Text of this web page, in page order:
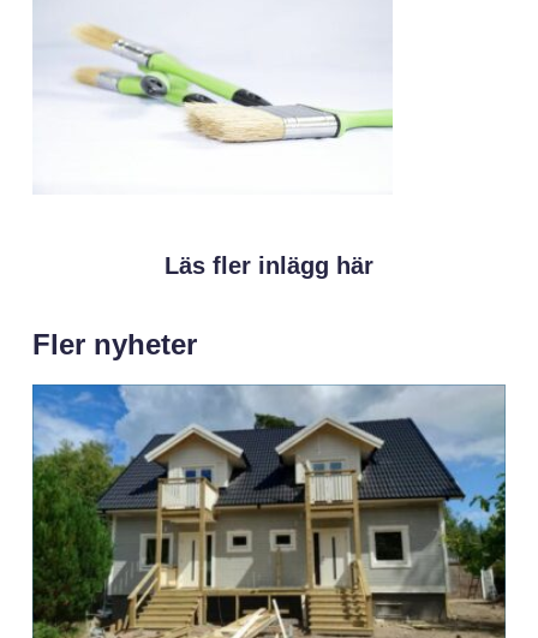
Läs fler inlägg här
Fler nyheter